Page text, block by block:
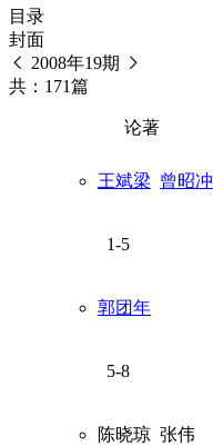
目录
封面
2008年19期
共：171篇
论著
王斌梁 曾昭冲
1-5
郭团年
5-8
陈晓琼 张伟